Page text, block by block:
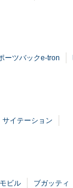
ーツバックe-tron
サイテーション
ビル
ブガッティ